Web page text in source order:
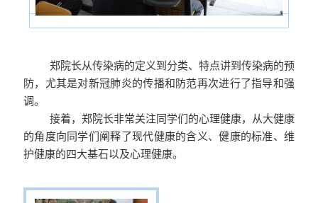
郑院长从传染病的定义到分类、特点讲到传染病的预
防，尤其是对新冠肺炎的传播和防范再次进行了指导和强
调。
接着，郑院长非常关注同学们的心理健康，从大健康
的角度向同学们阐释了现代健康的含义、健康的标准、维
护健康的四大基石以及心理健康。